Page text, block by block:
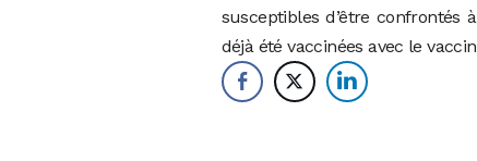
susceptibles d’être confrontés
déjà été vaccinées avec le